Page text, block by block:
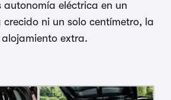
autonomía eléctrica en un
crecido ni un solo centímetro, la
extra.